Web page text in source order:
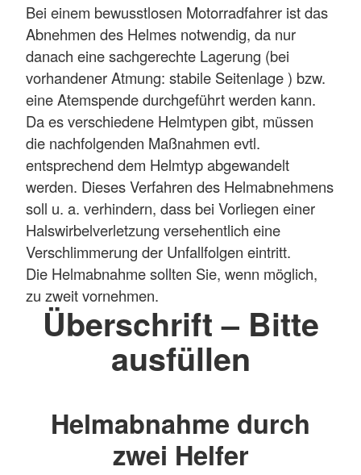
Bei einem bewusstlosen Motorradfahrer ist das
Abnehmen des Helmes notwendig, da nur
danach eine sachgerechte Lagerung (bei
vorhandener Atmung: stabile Seitenlage ) bzw.
eine Atemspende durchgeführt werden kann.
Da es verschiedene Helmtypen gibt, müssen
die nachfolgenden Maßnahmen evtl.
entsprechend dem Helmtyp abgewandelt
werden. Dieses Verfahren des Helmabnehmens
soll u. a. verhindern, dass bei Vorliegen einer
Halswirbelverletzung versehentlich eine
Verschlimmerung der Unfallfolgen eintritt.
Die Helmabnahme sollten Sie, wenn möglich,
zu zweit vornehmen.
Überschrift – Bitte
ausfüllen
Helmabnahme durch
zwei Helfer